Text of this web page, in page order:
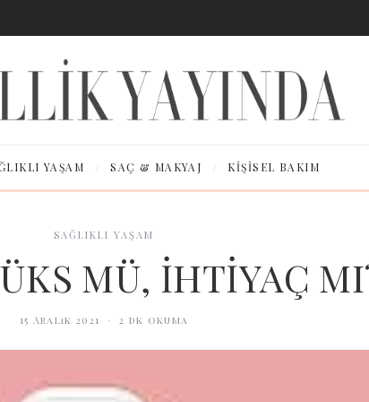
YAŞAM / SAÇ & MAKYAJ / KIŞISEL BAKIM
SAĞLIKLI YAŞAM
MÜ, İHTİYAÇ
15 Aralık 2021 · 2 dk okuma